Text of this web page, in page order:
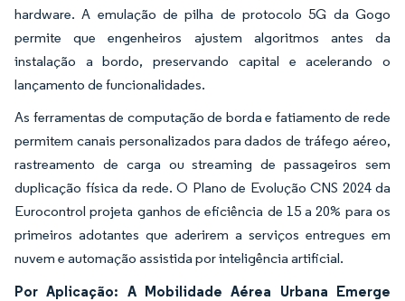
hardware. A emulação de pilha de protocolo 5G da Gogo
permite que engenheiros ajustem algoritmos antes da
instalação a bordo, preservando capital e acelerando o
lançamento de funcionalidades.
As ferramentas de computação de borda e fatiamento de rede
permitem canais personalizados para dados de tráfego aéreo,
rastreamento de carga ou streaming de passageiros sem
duplicação física da rede. O Plano de Evolução CNS 2024 da
Eurocontrol projeta ganhos de eficiência de 15 a 20% para os
primeiros adotantes que aderirem a serviços entregues em
nuvem e automação assistida por inteligência artificial.
Por Aplicação: A Mobilidade Aérea Urbana Emerge